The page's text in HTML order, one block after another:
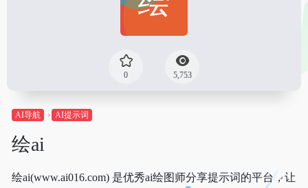
0 5,753
AI导航 AI提示词
绘ai
绘ai(www.ai016.com) 是优秀ai绘图师分享提示词的平台，让